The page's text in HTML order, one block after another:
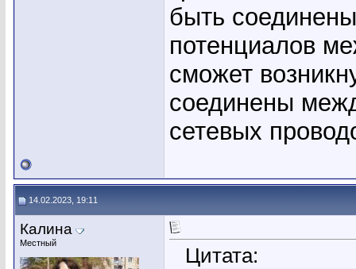
быть
потенциалов
сможет
соединены
сетевых
14.02.2023, 19:11
Калина
Местный
Цитата: